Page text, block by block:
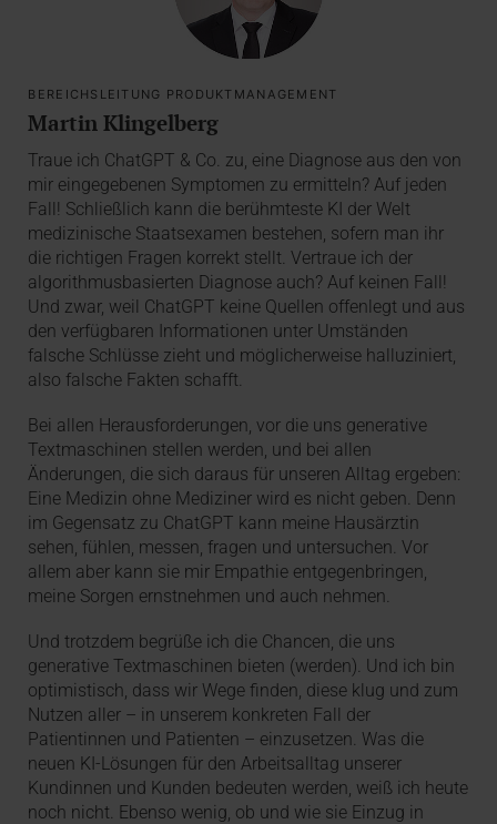
BEREICHSLEITUNG PRODUKTMANAGEMENT
Martin Klingelberg
Traue ich ChatGPT & Co. zu, eine Diagnose aus den von
mir eingegebenen Symptomen zu ermitteln? Auf jeden
Fall! Schließlich kann die berühmteste KI der Welt
medizinische Staatsexamen bestehen, sofern man ihr
die richtigen Fragen korrekt stellt. Vertraue ich der
algorithmusbasierten Diagnose auch? Auf keinen Fall!
Und zwar, weil ChatGPT keine Quellen offenlegt und aus
den verfügbaren Informationen unter Umständen
falsche Schlüsse zieht und möglicherweise halluziniert,
also falsche Fakten schafft.
Bei allen Herausforderungen, vor die uns generative
Textmaschinen stellen werden, und bei allen
Änderungen, die sich daraus für unseren Alltag ergeben:
Eine Medizin ohne Mediziner wird es nicht geben. Denn
im Gegensatz zu ChatGPT kann meine Hausärztin
sehen, fühlen, messen, fragen und untersuchen. Vor
allem aber kann sie mir Empathie entgegenbringen,
meine Sorgen ernstnehmen und auch nehmen.
Und trotzdem begrüße ich die Chancen, die uns
generative Textmaschinen bieten (werden). Und ich bin
optimistisch, dass wir Wege finden, diese klug und zum
Nutzen aller – in unserem konkreten Fall der
Patientinnen und Patienten – einzusetzen. Was die
neuen KI-Lösungen für den Arbeitsalltag unserer
Kundinnen und Kunden bedeuten werden, weiß ich heute
noch nicht. Ebenso wenig, ob und wie sie Einzug in